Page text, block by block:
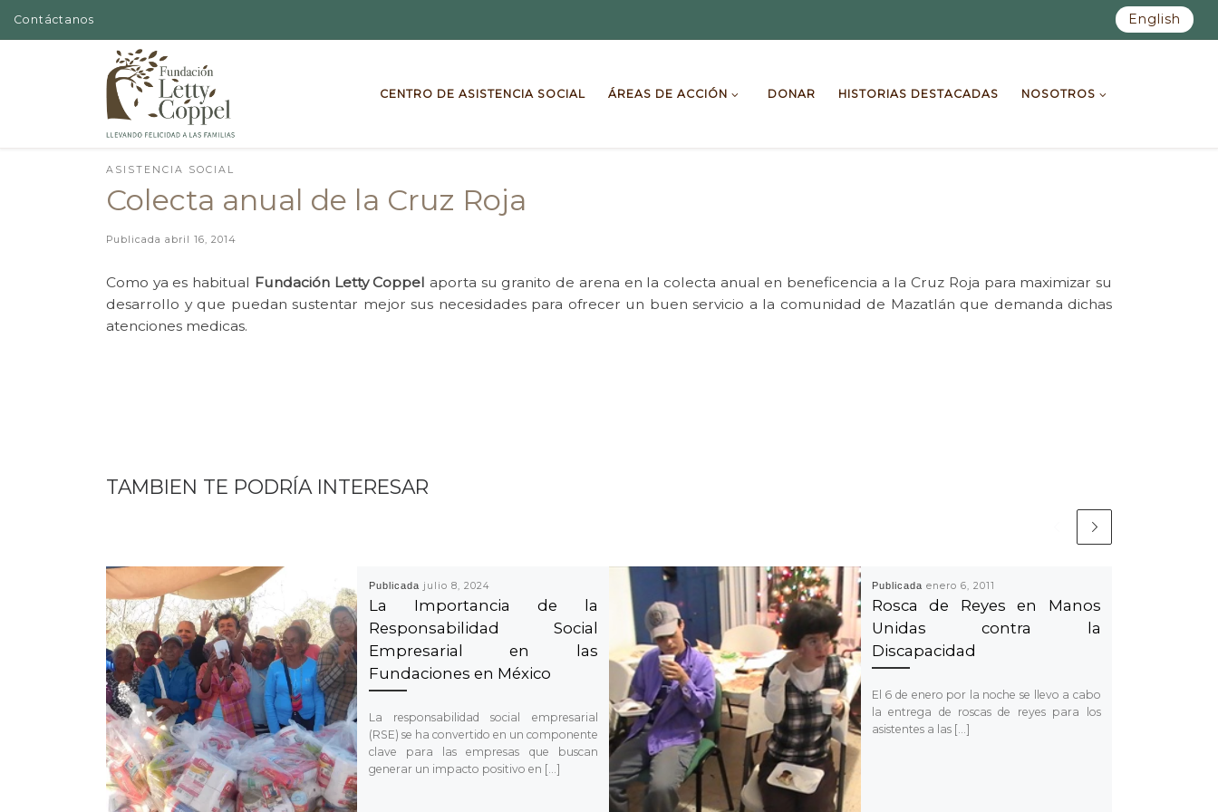
Skip to content
Contáctanos English
CENTRO DE ASISTENCIA SOCIAL ÁREAS DE ACCIÓN DONAR HISTORIAS DESTACADAS NOSOTROS
ASISTENCIA SOCIAL
Colecta anual de la Cruz Roja
Publicada abril 16, 2014
Como ya es habitual Fundación Letty Coppel aporta su granito de arena en la colecta anual en beneficencia a la Cruz Roja para maximizar su
desarrollo y que puedan sustentar mejor sus necesidades para ofrecer un buen servicio a la comunidad de Mazatlán que demanda dichas
atenciones medicas.
TAMBIEN TE PODRÍA INTERESAR
Publicada julio 8, 2024
La Importancia de la
Responsabilidad Social
Empresarial en las
Fundaciones en México
La responsabilidad social empresarial
(RSE) se ha convertido en un componente
clave para las empresas que buscan
generar un impacto positivo en […]
Publicada enero 6, 2011
Rosca de Reyes en Manos
Unidas contra la
Discapacidad
El 6 de enero por la noche se llevo a cabo
la entrega de roscas de reyes para los
asistentes a las […]